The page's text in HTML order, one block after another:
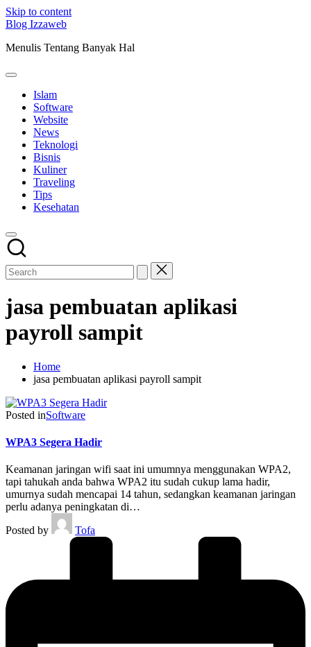
Skip to content
Blog Izzaweb
Menulis Tentang Banyak Hal
Islam
Software
Website
News
Teknologi
Bisnis
Kuliner
Traveling
Tips
Kesehatan
jasa pembuatan aplikasi
payroll sampit
Home
jasa pembuatan aplikasi payroll sampit
Posted inSoftware
WPA3 Segera Hadir
Keamanan jaringan wifi saat ini umumnya menggunakan WPA2,
tapi tahukah anda bahwa WPA2 itu sudah cukup lama hadir,
umurnya sudah mencapai 14 tahun, sedangkan keamanan jaringan
perlu adanya peningkatan di…
Posted by
Tofa